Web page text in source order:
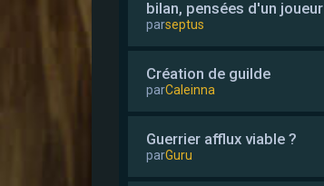
bilan, pensées d'un joueur
parseptus
Création de guilde
parCaleinna
Guerrier afflux viable ?
parGuru